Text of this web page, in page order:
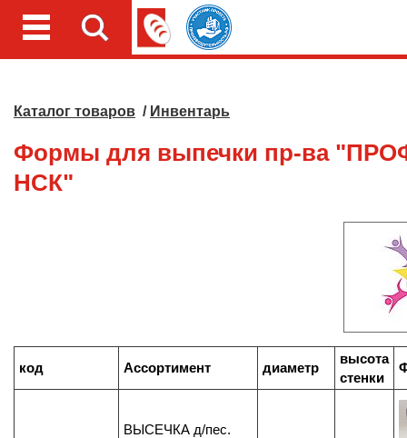
Каталог товаров / Инвентарь
Формы для выпечки пр-ва
НСК"
код Ассортимент диаметр
высота
стенки
ВЫСЕЧКА д/пес.